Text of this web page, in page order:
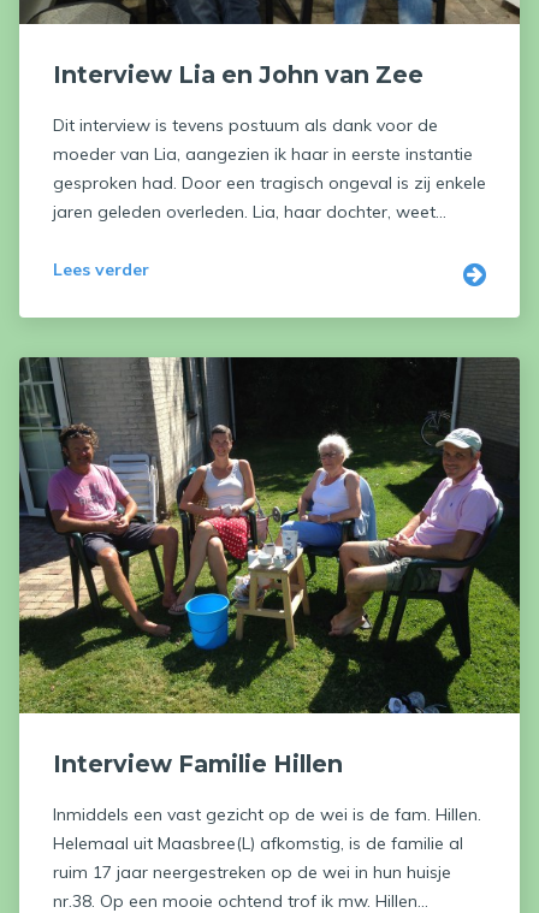
Interview Lia en John van Zee
Dit interview is tevens postuum als dank voor de
moeder van Lia, aangezien ik haar in eerste instantie
gesproken had. Door een tragisch ongeval is zij enkele
jaren geleden overleden. Lia, haar dochter, weet...
Lees verder
Interview Familie Hillen
Inmiddels een vast gezicht op de wei is de fam. Hillen.
Helemaal uit Maasbree(L) afkomstig, is de familie al
ruim 17 jaar neergestreken op de wei in hun huisje
nr.38. Op een mooie ochtend trof ik mw. Hillen...